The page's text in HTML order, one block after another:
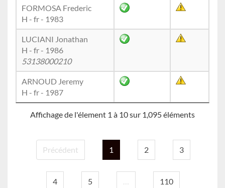
FORMOSA Frederic
H - fr - 1983
LUCIANI Jonathan
H - fr - 1986
53138000210
ARNOUD Jeremy
H - fr - 1987
Affichage de l'élement 1 à 10 sur 1,095 éléments
Précédent 1 2 3
4 5 … 110